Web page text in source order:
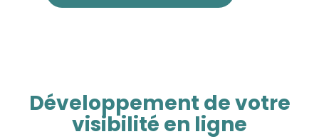
Développement de votre
visibilité en ligne